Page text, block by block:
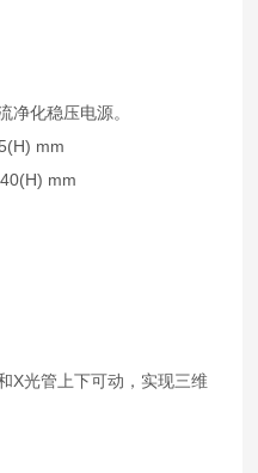
净化稳压电源。
mm
mm
X光管上下可动，实现三维